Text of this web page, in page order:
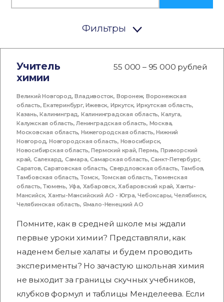
Фильтры
Учитель
химии
55 000 – 95 000 рублей
Великий Новгород,Владивосток, Воронеж,Воронежская
область,Екатеринбург,Ижевск, Иркутск,Иркутская область,
Казань,Калининград, Калининградская область, Калуга,
Калужская область,Ленинградская область, Москва,
Московская область,Нижегородская область,Нижний
Новгород,Новгородская область, Новосибирск,
Новосибирская область,Пермский край,Пермь,Приморский
край, Салехард, Самара,Самарская область,Санкт-Петербург,
Саратов,Саратовская область,Свердловская область, Тамбов,
Тамбовская область,Томск, Томская область,Тюменская
область,Тюмень, Уфа, Хабаровск,Хабаровский край, Ханты-
Мансийск,Ханты-Мансийский АО - Югра,Чебоксары,Челябинск,
Челябинская область, Ямало-Ненецкий АО
Помните, как в средней школе мы ждали
первые уроки химии? Представляли, как
наденем белые халаты и будем проводить
эксперименты? Но зачастую школьная химия
не выходит за границы скучных учебников,
клубков формул и таблицы Менделеева. Если